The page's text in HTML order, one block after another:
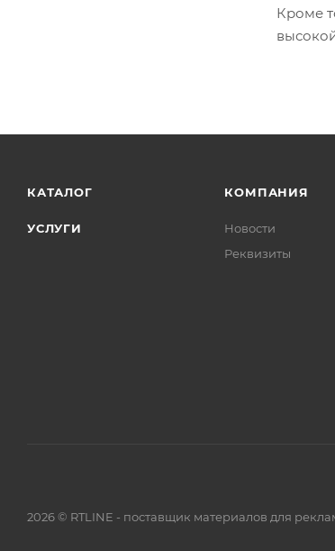
Кроме
КАТАЛОГ
УСЛУГИ
КОМПАНИЯ
Новости
Реквизиты
2026 © RTLINE - поставщик материалов для